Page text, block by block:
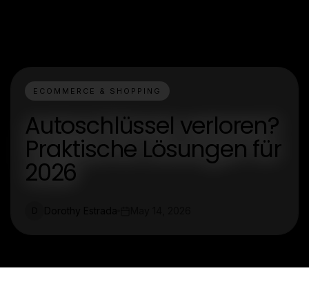
ECOMMERCE & SHOPPING
Autoschlüssel verloren?
Praktische Lösungen für
2026